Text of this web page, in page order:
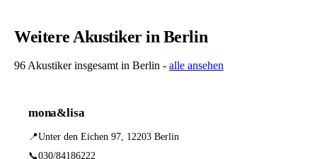
Weitere Akustiker in Berlin
96 Akustiker insgesamt in Berlin - alle ansehen
mona&lisa
📍Unter den Eichen 97, 12203 Berlin
📞030/84186222